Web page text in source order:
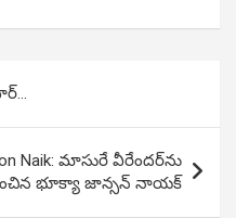
Naik: మాసురే వీరేందర్‌ను
భూక్యా జాన్సన్ నాయక్